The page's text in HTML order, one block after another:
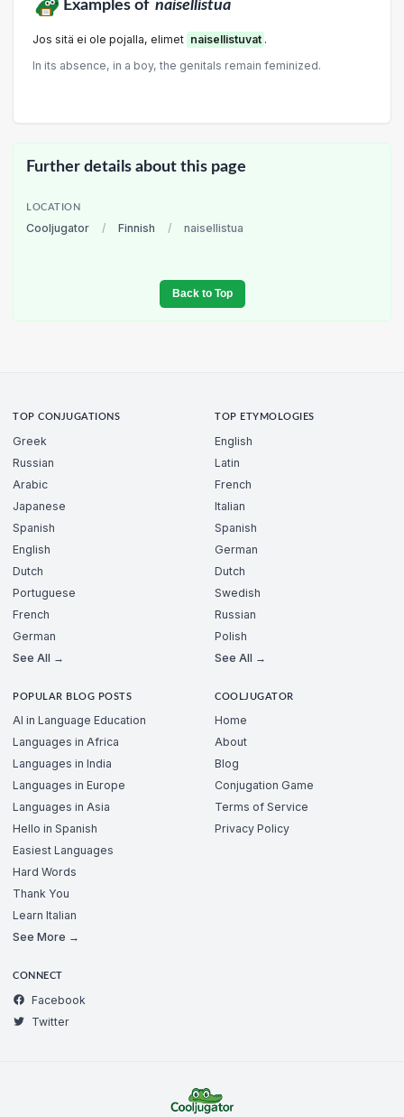
Examples of naisellistua
Jos sitä ei ole pojalla, elimet naisellistuvat .
In its absence, in a boy, the genitals remain feminized.
Further details about this page
LOCATION
Cooljugator / Finnish / naisellistua
Back to Top
TOP CONJUGATIONS
Greek
Russian
Arabic
Japanese
Spanish
English
Dutch
Portuguese
French
German
See All →
TOP ETYMOLOGIES
English
Latin
French
Italian
Spanish
German
Dutch
Swedish
Russian
Polish
See All →
POPULAR BLOG POSTS
AI in Language Education
Languages in Africa
Languages in India
Languages in Europe
Languages in Asia
Hello in Spanish
Easiest Languages
Hard Words
Thank You
Learn Italian
See More →
COOLJUGATOR
Home
About
Blog
Conjugation Game
Terms of Service
Privacy Policy
CONNECT
Facebook
Twitter